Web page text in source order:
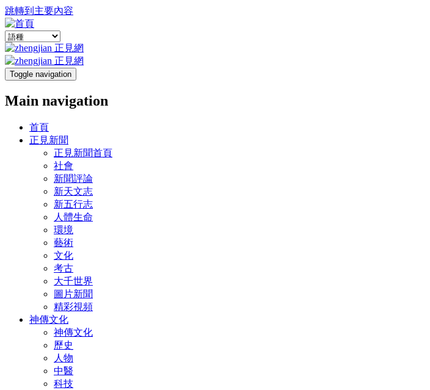
跳轉到主要內容
Toggle navigation
Main navigation
首頁
正見新聞
正見新聞首頁
社會
新聞評論
新天文志
新五行志
人體生命
環境
藝術
文化
考古
大千世界
圖片新聞
精彩視頻
神傳文化
神傳文化
歷史
人物
中醫
科技